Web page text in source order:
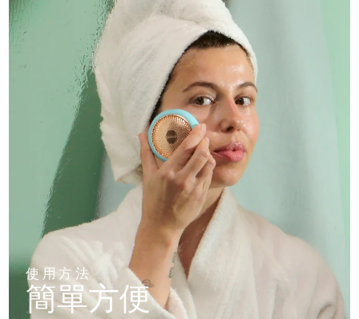
使用方法
簡單方便